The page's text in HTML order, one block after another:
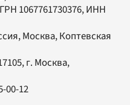
1067761730376, ИНН
Москва, Коптевская
, г. Москва,
00-12